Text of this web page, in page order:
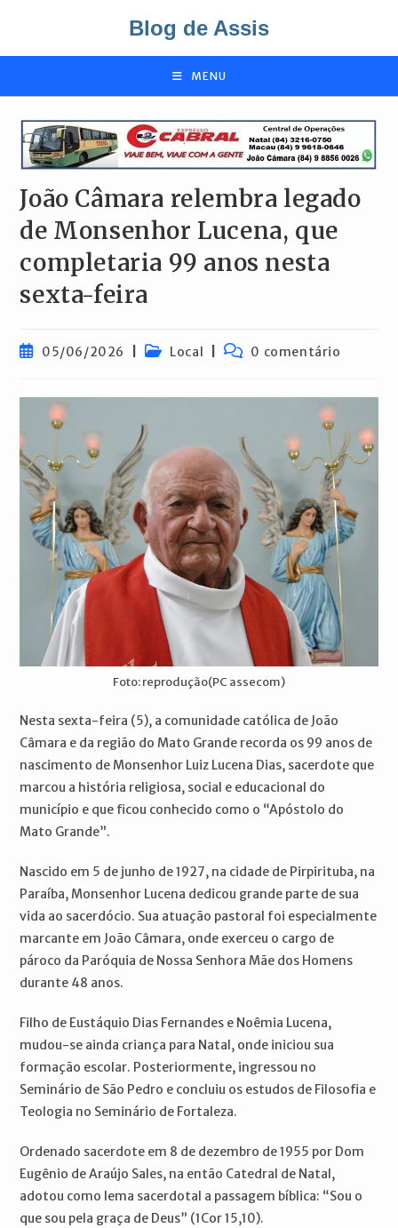
o
Blog de Assis
MENU
João Câmara relembra legado
de Monsenhor Lucena, que
completaria 99 anos nesta
sexta-feira
Post05/06/2026
Categoria
Local
Comentários
0 comentário
Foto: reprodução(PC assecom)
Nesta sexta-feira (5), a comunidade católica de João
Câmara e da região do Mato Grande recorda os 99 anos de
nascimento de Monsenhor Luiz Lucena Dias, sacerdote que
marcou a história religiosa, social e educacional do
município e que ficou conhecido como o “Apóstolo do
Mato Grande”.
Nascido em 5 de junho de 1927, na cidade de Pirpirituba, na
Paraíba, Monsenhor Lucena dedicou grande parte de sua
vida ao sacerdócio. Sua atuação pastoral foi especialmente
marcante em João Câmara, onde exerceu o cargo de
pároco da Paróquia de Nossa Senhora Mãe dos Homens
durante 48 anos.
Filho de Eustáquio Dias Fernandes e Noêmia Lucena,
mudou-se ainda criança para Natal, onde iniciou sua
formação escolar. Posteriormente, ingressou no
Seminário de São Pedro e concluiu os estudos de Filosofia e
Teologia no Seminário de Fortaleza.
Ordenado sacerdote em 8 de dezembro de 1955 por Dom
Eugênio de Araújo Sales, na então Catedral de Natal,
adotou como lema sacerdotal a passagem bíblica: “Sou o
que sou pela graça de Deus” (1Cor 15,10).